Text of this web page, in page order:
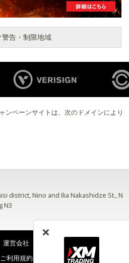
警告・制限地域
ンペーンサイトは、次のドメインにより
district, Nino and Ilia Nakashidze St., N
N3
運営会社
ご利用規約